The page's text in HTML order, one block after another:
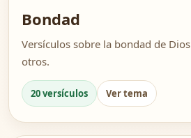
Bondad
Versículos sobre la bondad de
otros.
20 versículos Ver tema